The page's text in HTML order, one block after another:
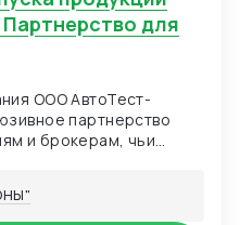
для
партнерство
и брокерам, чьи
из-за
ТС. Мы
получении